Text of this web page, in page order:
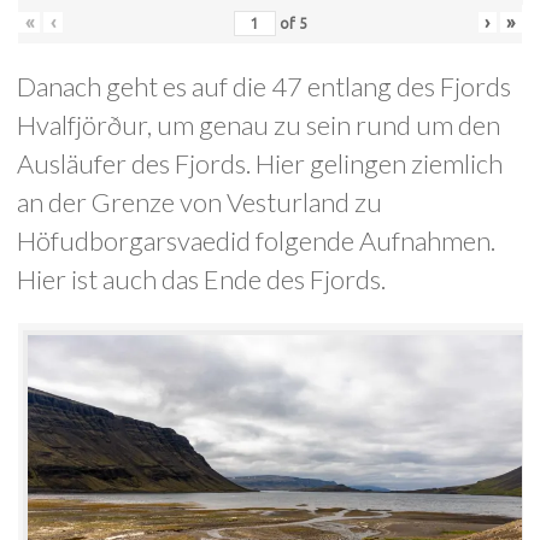
« ‹ of 5 › »
Danach geht es auf die 47 entlang des Fjords
Hvalfjörður, um genau zu sein rund um den
Ausläufer des Fjords. Hier gelingen ziemlich
an der Grenze von Vesturland zu
Höfudborgarsvaedid folgende Aufnahmen.
Hier ist auch das Ende des Fjords.